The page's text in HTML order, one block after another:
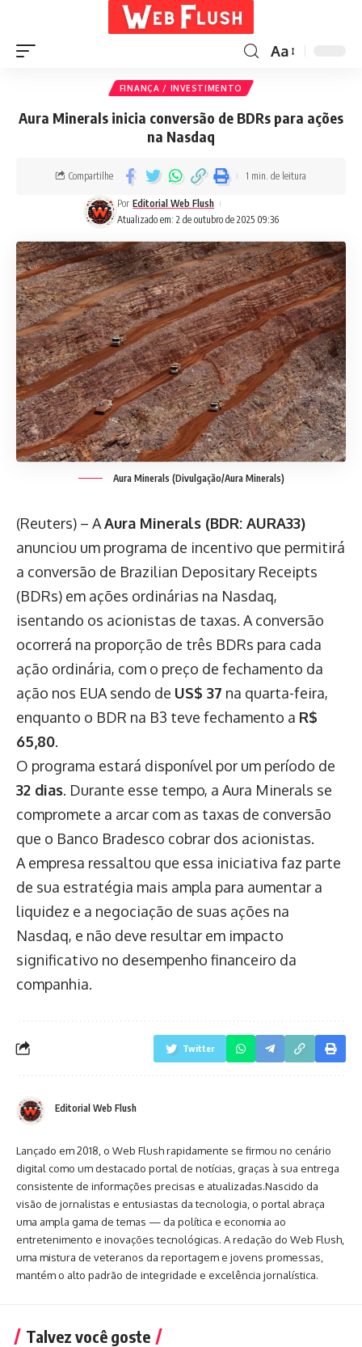
Aa
FINANÇA / INVESTIMENTO
Aura Minerals inicia conversão de BDRs para ações
na Nasdaq
Atualizado em: 2 de outubro de 2025 09:36
Por Editorial Web Flush
Compartilhe 1 min. de leitura
Aura Minerals (Divulgação/Aura Minerals)
(Reuters) – AAura Minerals (BDR: AURA33)
anunciou um programa de incentivo que permitirá
a conversão de Brazilian Depositary Receipts
(BDRs) em ações ordinárias na Nasdaq,
isentando os acionistas de taxas. A conversão
ocorrerá na proporção de três BDRs para cada
ação ordinária, com o preço de fechamento da
ação nos EUA sendo de US$ 37 na quarta-feira,
enquanto o BDR na B3 teve fechamento a R$
65,80.
O programa estará disponível por um período de
32 dias. Durante esse tempo, a Aura Minerals se
compromete a arcar com as taxas de conversão
que o Banco Bradesco cobrar dos acionistas.
A empresa ressaltou que essa iniciativa faz parte
de sua estratégia mais ampla para aumentar a
liquidez e a negociação de suas ações na
Nasdaq, e não deve resultar em impacto
significativo no desempenho financeiro da
companhia.
Twitter
Editorial Web Flush
Lançado em 2018, o Web Flush rapidamente se firmou no cenário
digital como um destacado portal de notícias, graças à sua entrega
consistente de informações precisas e atualizadas.Nascido da
visão de jornalistas e entusiastas da tecnologia, o portal abraça
uma ampla gama de temas — da política e economia ao
entretenimento e inovações tecnológicas. A redação do Web Flush,
uma mistura de veteranos da reportagem e jovens promessas,
mantém o alto padrão de integridade e excelência jornalística.
Talvez você goste